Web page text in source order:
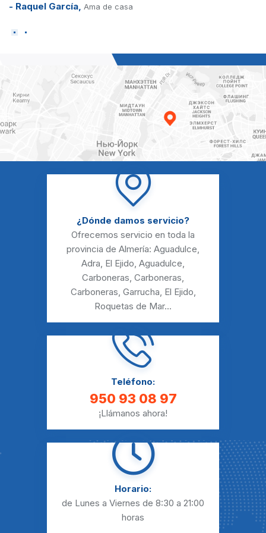
- Sonia Morata, Profesora
¿Dónde damos servicio?
Ofrecemos servicio en toda la
provincia de Almería: Aguadulce,
Adra, El Ejido, Aguadulce,
Carboneras, Carboneras,
Carboneras, Garrucha, El Ejido,
Roquetas de Mar...
Teléfono:
950 93 08 97
¡Llámanos ahora!
Horario:
de Lunes a Viernes de 8:30 a 21:00
horas